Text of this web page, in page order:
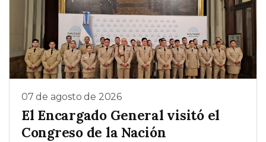
07 de agosto de 2026
El Encargado General visitó el
Congreso de la Nación